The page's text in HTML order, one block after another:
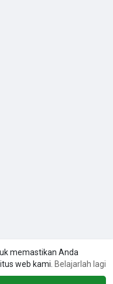
memastikan Anda
web kami. Belajarlah lagi